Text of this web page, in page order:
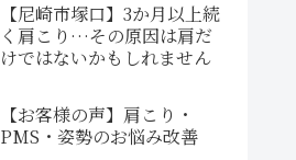
【尼崎市塚口】3か月以上続
く肩こり…その原因は肩だ
けではないかもしれません
【お客様の声】肩こり・
PMS・姿勢のお悩み改善